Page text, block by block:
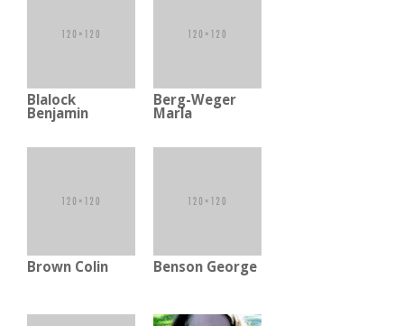
Blalock
Benjamin
Berg-Weger
Marla
Brown Colin Benson George